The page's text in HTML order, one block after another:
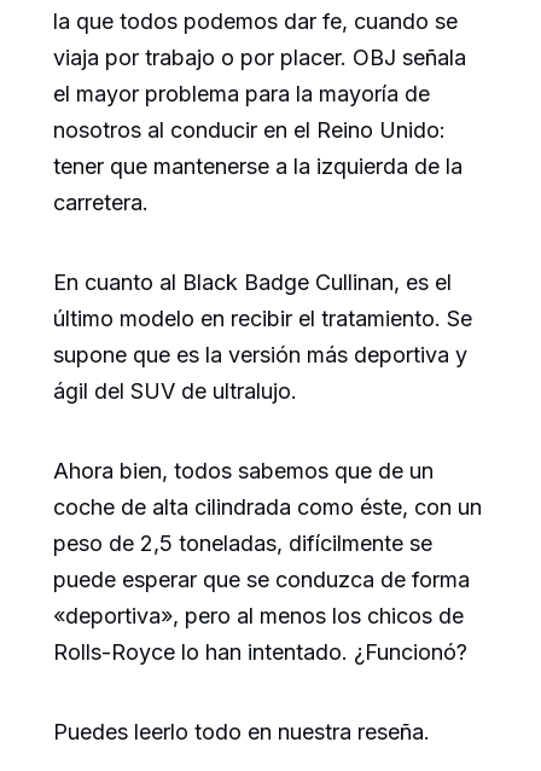
la que todos podemos dar fe, cuando se
viaja por trabajo o por placer. OBJ señala
el mayor problema para la mayoría de
nosotros al conducir en el Reino Unido:
tener que mantenerse a la izquierda de la
carretera.
En cuanto al Black Badge Cullinan, es el
último modelo en recibir el tratamiento. Se
supone que es la versión más deportiva y
ágil del SUV de ultralujo.
Ahora bien, todos sabemos que de un
coche de alta cilindrada como éste, con un
peso de 2,5 toneladas, difícilmente se
puede esperar que se conduzca de forma
«deportiva», pero al menos los chicos de
Rolls-Royce lo han intentado. ¿Funcionó?
Puedes leerlo todo en nuestra reseña.